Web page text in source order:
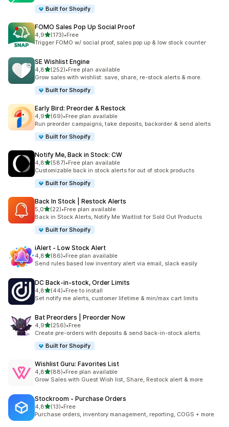
Built for Shopify
FOMO Sales Pop Up Social Proof
4,9na 5 gwiazdek
(173)
Łączna liczba recenzji: 173
•Free
Trigger FOMO w/ social proof, sales pop up & low stock counter
SE Wishlist Engine
4,8na 5 gwiazdek
(252)
Łączna liczba recenzji: 252
•Free plan available
Grow sales with wishlist: save, share, re-stock alerts & more.
Built for Shopify
Early Bird: Preorder & Restock
4,9na 5 gwiazdek
(69)
Łączna liczba recenzji: 69
•Free plan available
Run preorder campaigns, take deposits, backorder & send alerts
Built for Shopify
Notify Me, Back in Stock: CW
4,8na 5 gwiazdek
(587)
Łączna liczba recenzji: 587
•Free plan available
Customizable back in stock alerts for out of stock products
Built for Shopify
Back In Stock | Restock Alerts
5,0na 5 gwiazdek
(22)
Łączna liczba recenzji: 22
•Free plan available
Back in Stock Alerts, Notify Me Waitlist for Sold Out Products
Built for Shopify
iAlert ‑ Low Stock Alert
4,8na 5 gwiazdek
(86)
Łączna liczba recenzji: 86
•Free plan available
Send rules based low inventory alert via email, slack easily
DC Back‑in‑stock, Order Limits
4,8na 5 gwiazdek
(44)
Łączna liczba recenzji: 44
•Free to install
Set notify me alerts, customer lifetime & min/max cart limits
Bat Preorders | Preorder Now
4,9na 5 gwiazdek
(256)
Łączna liczba recenzji: 256
•Free
Create pre-orders with deposits & send back-in-stock alerts.
Built for Shopify
Wishlist Guru: Favorites List
4,8na 5 gwiazdek
(88)
Łączna liczba recenzji: 88
•Free plan available
Grow Sales with Guest Wish list, Share, Restock alert & more
Stockroom ‑ Purchase Orders
4,8na 5 gwiazdek
(13)
Łączna liczba recenzji: 13
•Free
Purchase orders, inventory management, reporting, COGS + more